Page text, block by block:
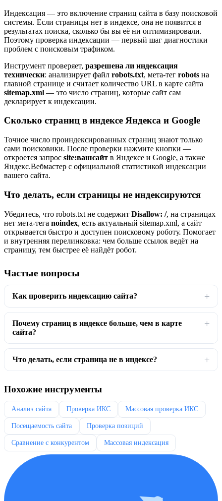
Индексация — это включение страниц сайта в базу поисковой
системы. Если страницы нет в индексе, она не появится в
результатах поиска, сколько бы вы её ни оптимизировали.
Поэтому проверка индексации — первый шаг диагностики
проблем с поисковым трафиком.
Инструмент проверяет, разрешена ли индексация
технически: анализирует файл robots.txt, мета-тег robots на
главной странице и считает количество URL в карте сайта
sitemap.xml — это число страниц, которые сайт сам
декларирует к индексации.
Сколько страниц в индексе Яндекса и Google
Точное число проиндексированных страниц знают только
сами поисковики. После проверки нажмите кнопки —
откроется запрос site:вашсайт в Яндексе и Google, а также
Яндекс.Вебмастер с официальной статистикой индексации
вашего сайта.
Что делать, если страницы не индексируются
Убедитесь, что robots.txt не содержит Disallow: /, на страницах
нет мета-тега noindex, есть актуальный sitemap.xml, а сайт
открывается быстро и доступен поисковому роботу. Помогает
и внутренняя перелинковка: чем больше ссылок ведёт на
страницу, тем быстрее её найдёт робот.
Частые вопросы
Как проверить индексацию сайта?
Почему страниц в индексе больше, чем в карте
сайта?
Что делать, если страница не в индексе?
Похожие инструменты
Анализ сайта Проверка ИКС Массовая проверка ИКС
Посещаемость сайта Проверка позиций
Сравнение с конкурентом Массовая индексация